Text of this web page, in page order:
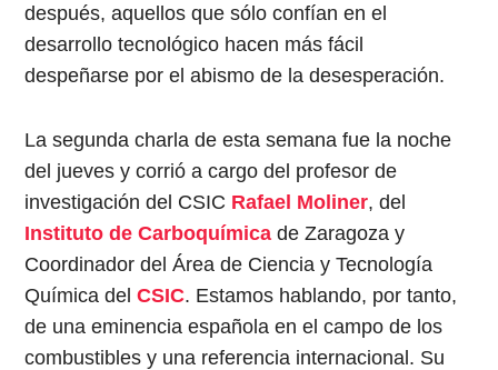
después, aquellos que sólo confían en el
desarrollo tecnológico hacen más fácil
despeñarse por el abismo de la desesperación.
La segunda charla de esta semana fue la noche
del jueves y corrió a cargo del profesor de
investigación del CSIC Rafael Moliner, del
Instituto de Carboquímica de Zaragoza y
Coordinador del Área de Ciencia y Tecnología
Química delCSIC. Estamos hablando, por tanto,
de una eminencia española en el campo de los
combustibles y una referencia internacional. Su